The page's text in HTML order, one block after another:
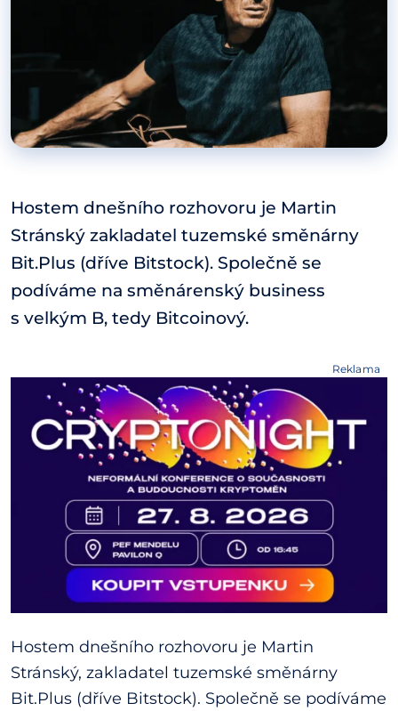
Hostem dnešního rozhovoru je Martin
Stránský zakladatel tuzemské směnárny
Bit.Plus (dříve Bitstock). Společně se
podíváme na směnárenský business
s velkým B, tedy Bitcoinový.
Reklama
Hostem dnešního rozhovoru je Martin
Stránský, zakladatel tuzemské směnárny
Bit.Plus (dříve Bitstock). Společně se podíváme